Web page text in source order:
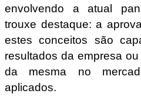
envolvendo a atual
trouxe destaque: a
estes conceitos são
resultados da empresa
da mesma no
aplicados.